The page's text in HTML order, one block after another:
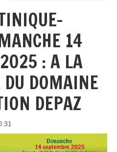
14
: A LA
DU DOMAINE
DEPAZ